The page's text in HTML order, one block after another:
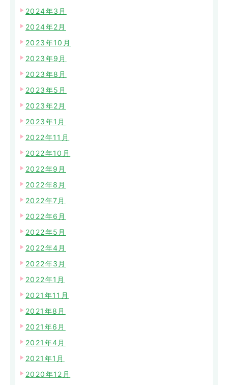
2024年3月
2024年2月
2023年10月
2023年9月
2023年8月
2023年5月
2023年2月
2023年1月
2022年11月
2022年10月
2022年9月
2022年8月
2022年7月
2022年6月
2022年5月
2022年4月
2022年3月
2022年1月
2021年11月
2021年8月
2021年6月
2021年4月
2021年1月
2020年12月